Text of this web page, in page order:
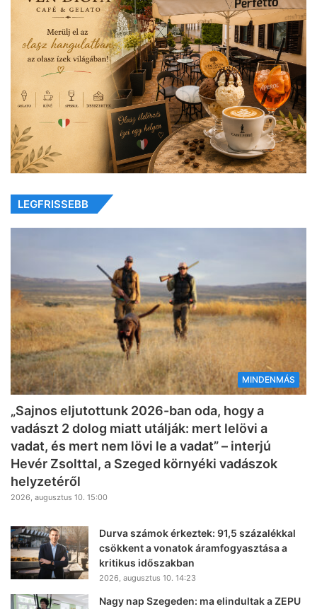
LEGFRISSEBB
MINDENMÁS
„Sajnos eljutottunk 2026-ban oda, hogy a
vadászt 2 dolog miatt utálják: mert lelövi a
vadat, és mert nem lövi le a vadat” – interjú
Hevér Zsolttal, a Szeged környéki vadászok
helyzetéről
2026, augusztus 10. 15:00
Durva számok érkeztek: 91,5 százalékkal
csökkent a vonatok áramfogyasztása a
kritikus időszakban
2026, augusztus 10. 14:23
Nagy nap Szegeden: ma elindultak a ZEPU